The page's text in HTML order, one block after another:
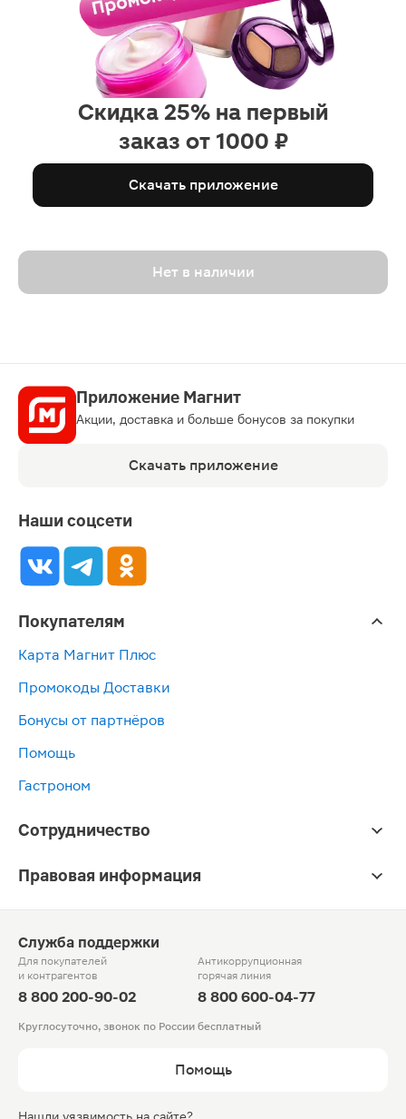
Скидка 25% на первый
заказ от 1000 ₽
Скачать приложение
Нет в наличии
Приложение Магнит
Акции, доставка и больше бонусов за покупки
Скачать приложение
Наши соцсети
Покупателям
Карта Магнит Плюс
Промокоды Доставки
Бонусы от партнёров
Помощь
Гастроном
Сотрудничество
Правовая информация
Служба поддержки
Для покупателей
и контрагентов
8 800 200-90-02
Антикоррупционная
горячая линия
8 800 600-04-77
Круглосуточно, звонок по России бесплатный
Помощь
Нашли уязвимость на сайте?